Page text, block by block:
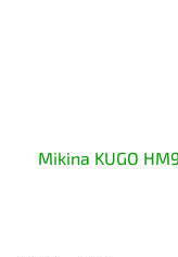
Mikina KUGO